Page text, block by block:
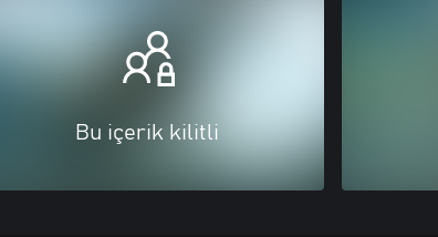
Bu içerik kilitli